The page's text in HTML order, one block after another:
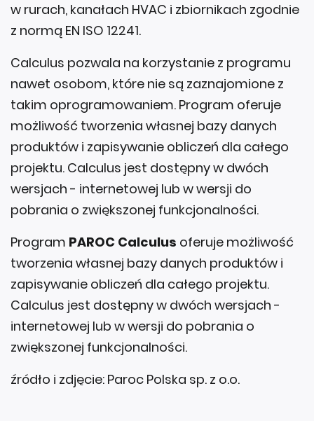
w rurach, kanałach HVAC i zbiornikach zgodnie
z normą EN ISO 12241.
Calculus pozwala na korzystanie z programu
nawet osobom, które nie są zaznajomione z
takim oprogramowaniem. Program oferuje
możliwość tworzenia własnej bazy danych
produktów i zapisywanie obliczeń dla całego
projektu. Calculus jest dostępny w dwóch
wersjach - internetowej lub w wersji do
pobrania o zwiększonej funkcjonalności.
Program PAROC Calculus oferuje możliwość
tworzenia własnej bazy danych produktów i
zapisywanie obliczeń dla całego projektu.
Calculus jest dostępny w dwóch wersjach -
internetowej lub w wersji do pobrania o
zwiększonej funkcjonalności.
źródło i zdjęcie: Paroc Polska sp. z o.o.